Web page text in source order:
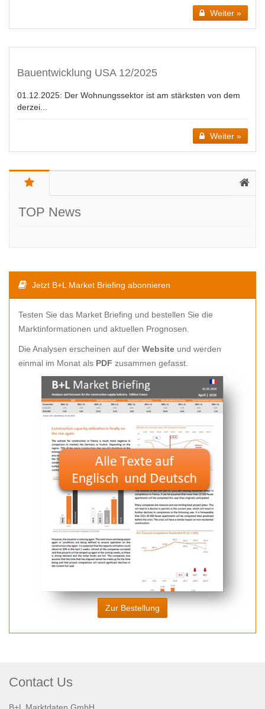
Weiter »
Bauentwicklung USA 12/2025
01.12.2025: Der Wohnungssektor ist am stärksten von dem
derzei...
Weiter »
TOP News
Jetzt B+L Market Briefing abonnieren
Testen Sie das Market Briefing und bestellen Sie die
Marktinformationen und aktuellen Prognosen.
Die Analysen erscheinen auf der Website und werden
einmal im Monat als PDF zusammen gefasst.
Zur Bestellung
Contact Us
B+L Marktdaten GmbH